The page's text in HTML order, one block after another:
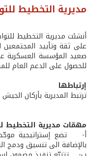
مديرية التخطيط
على ثقة وتأييد
صعيد المؤسسة العسكرية
للحصول على الدعم العام
إرتباطها
ترتبط المديرية بأركان
مهمّات مديرية التخطيط
أ‌- تضع إستراتيجية موحّدة
بالإضافة الى تنسيق ودمج